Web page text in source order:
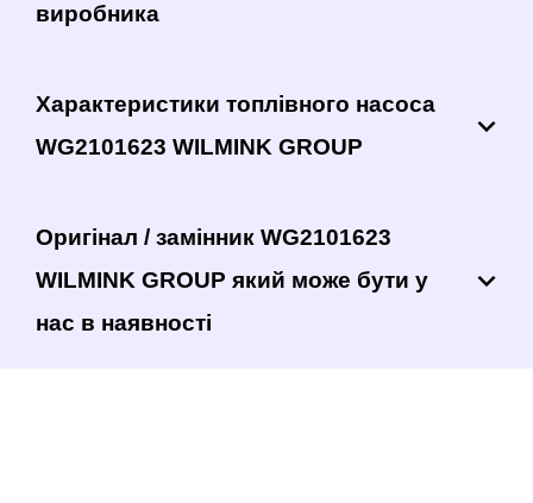
виробника
Характеристики топлівного насоса
WG2101623 WILMINK GROUP
Оригінал / замінник WG2101623
WILMINK GROUP який може бути у
нас в наявності